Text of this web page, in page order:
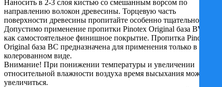
Наносить в 2-3 слоя кистью со смешанным ворсом по
направлению волокон древесины. Торцевую часть
поверхности древесины пропитайте особенно тщательно.
Допустимо применение пропитки Pinotex Original база BW
как самостоятельное финишное покрытие. Пропитка Pinotex
Original база BC предназначена для применения только в
колерованном виде.
Внимание! При понижении температуры и увеличении
относительной влажности воздуха время высыхания может
увеличиться.